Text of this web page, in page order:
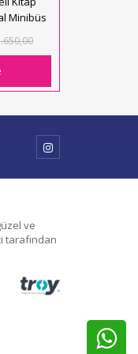
Minibüs
ve
tarafından